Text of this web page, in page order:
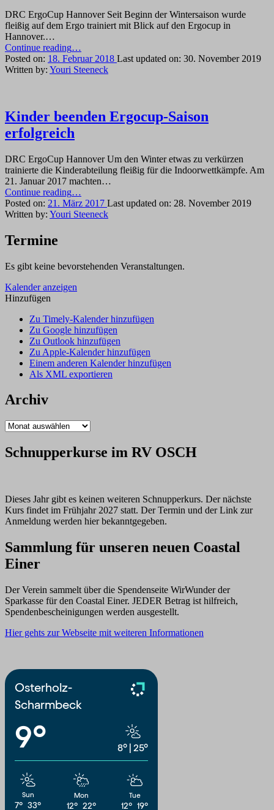
DRC ErgoCup Hannover Seit Beginn der Wintersaison wurde
fleißig auf dem Ergo trainiert mit Blick auf den Ergocup in
Hannover.…
Continue reading“Sit
ready.
Attention.
…
Posted on: 18. Februar 2018 Last updated on: 30. November 2019
Written by: Youri Steeneck
Kinder beenden Ergocup-Saison
erfolgreich
DRC ErgoCup Hannover Um den Winter etwas zu verkürzen
trainierte die Kinderabteilung fleißig für die Indoorwettkämpfe. Am
21. Januar 2017 machten…
Continue reading“Kinder
beenden
Ergocup-
…
Posted on: 21. März 2017 Last updated on: 28. November 2019
Written by: Youri Steeneck
Termine
Es gibt keine bevorstehenden Veranstaltungen.
Kalender anzeigen
Hinzufügen
Zu Timely-Kalender hinzufügen
Zu Google hinzufügen
Zu Outlook hinzufügen
Zu Apple-Kalender hinzufügen
Einem anderen Kalender hinzufügen
Als XML exportieren
Archiv
Archiv
Schnupperkurse im RV OSCH
Dieses Jahr gibt es keinen weiteren Schnupperkurs. Der nächste
Kurs findet im Frühjahr 2027 statt. Der Termin und der Link zur
Anmeldung werden hier bekanntgegeben.
Sammlung für unseren neuen Coastal
Einer
Der Verein sammelt über die Spendenseite WirWunder der
Sparkasse für den Coastal Einer. JEDER Betrag ist hilfreich,
Spendenbescheinigungen werden ausgestellt.
Hier gehts zur Webseite mit weiteren Informationen
Osterholz-
Scharmbeck
9° 8° 25°
Sun
7° 33°
Mon
12° 22°
Tue
12° 19°